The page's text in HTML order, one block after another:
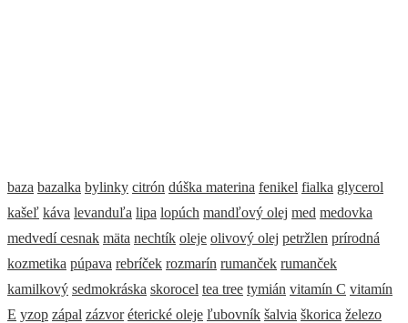
baza bazalka bylinky citrón dúška materina fenikel fialka glycerol
kašeľ káva levanduľa lipa lopúch mandľový olej med medovka
medvedí cesnak mäta nechtík oleje olivový olej petržlen prírodná
kozmetika púpava rebríček rozmarín rumanček rumanček
kamilkový sedmokráska skorocel tea tree tymián vitamín C vitamín
E yzop zápal zázvor éterické oleje ľubovník šalvia škorica železo